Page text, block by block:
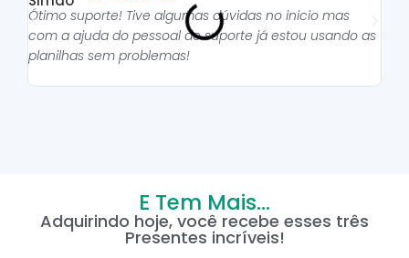
Ótimo suporte! Tive algumas dúvidas no inicio mas
com a ajuda do pessoal do suporte já estou usando as
planilhas sem problemas!
E Tem Mais...
Adquirindo hoje, você recebe esses três
Presentes incríveis!